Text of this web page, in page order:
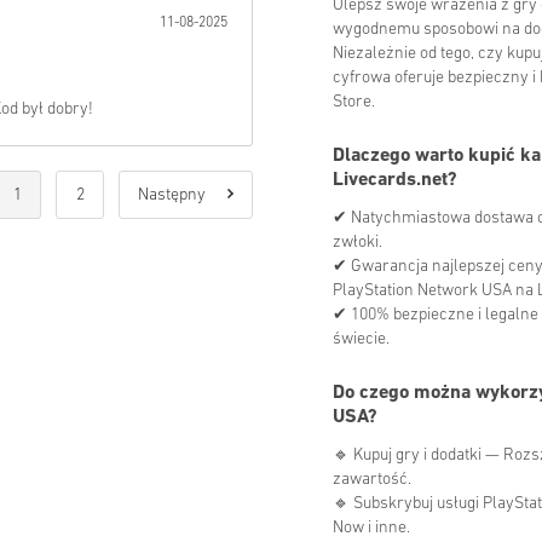
11-08-2025
był dobry!
1 2 Następny
Ulepsz swoje wrażenia z gry
wygodnemu sposobowi na
Niezależnie od tego, czy
cyfrowa oferuje bezpieczny i
Store.
Dlaczego warto kupić
Livecards.net?
✔ Natychmiastowa dostawa
zwłoki.
✔ Gwarancja najlepszej
PlayStation Network USA na
✔ 100% bezpieczne i
świecie.
Do czego można
USA?
🔹 Kupuj gry i dodatki —
zawartość.
🔹 Subskrybuj usługi
Now i inne.